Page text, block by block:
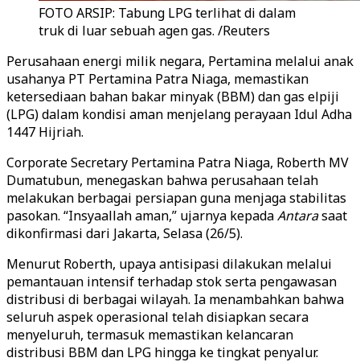
FOTO ARSIP: Tabung LPG terlihat di dalam
truk di luar sebuah agen gas. /Reuters
Perusahaan energi milik negara, Pertamina melalui anak
usahanya PT Pertamina Patra Niaga, memastikan
ketersediaan bahan bakar minyak (BBM) dan gas elpiji
(LPG) dalam kondisi aman menjelang perayaan Idul Adha
1447 Hijriah.
Corporate Secretary Pertamina Patra Niaga, Roberth MV
Dumatubun, menegaskan bahwa perusahaan telah
melakukan berbagai persiapan guna menjaga stabilitas
pasokan. “Insyaallah aman,” ujarnya kepadaAntarasaat
dikonfirmasi dari Jakarta, Selasa (26/5).
Menurut Roberth, upaya antisipasi dilakukan melalui
pemantauan intensif terhadap stok serta pengawasan
distribusi di berbagai wilayah. Ia menambahkan bahwa
seluruh aspek operasional telah disiapkan secara
menyeluruh, termasuk memastikan kelancaran
distribusi BBM dan LPG hingga ke tingkat penyalur.